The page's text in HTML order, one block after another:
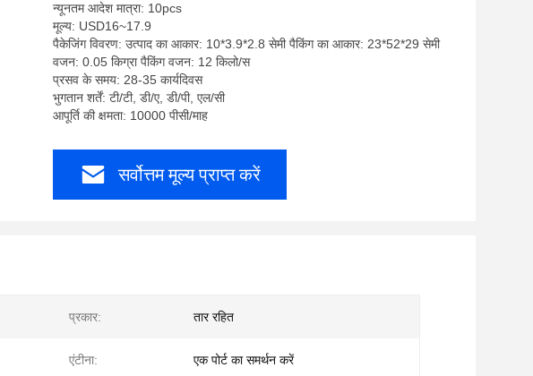
न्यूनतम आदेश मात्रा: 10pcs
मूल्य: USD16~17.9
पैकेजिंग विवरण: उत्पाद का आकार: 10*3.9*2.8 सेमी पैकिंग का आकार: 23*52*29 सेमी
वजन: 0.05 किग्रा पैकिंग वजन: 12 किलो/स
प्रसव के समय: 28-35 कार्यदिवस
भुगतान शर्तें: टी/टी, डी/ए, डी/पी, एल/सी
आपूर्ति की क्षमता: 10000 पीसी/माह
सर्वोत्तम मूल्य प्राप्त करें
प्रकार: तार रहित
एंटीना: एक पोर्ट का समर्थन करें